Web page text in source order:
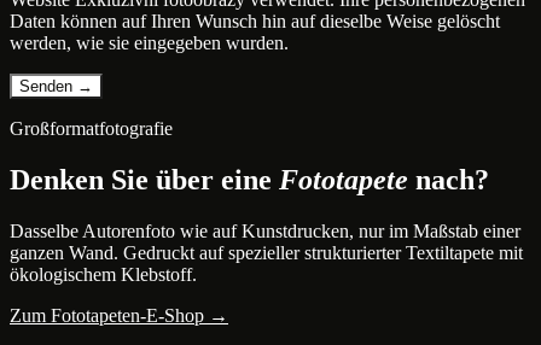
Daten können auf Ihren Wunsch hin auf dieselbe Weise gelöscht
werden, wie sie eingegeben wurden.
Großformatfotografie
Denken Sie über eine Fototapete nach?
Dasselbe Autorenfoto wie auf Kunstdrucken, nur im Maßstab einer
ganzen Wand. Gedruckt auf spezieller strukturierter Textiltapete mit
ökologischem Klebstoff.
Zum Fototapeten-E-Shop →